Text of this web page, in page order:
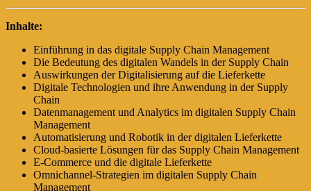
Inhalte:
Einführung in das digitale Supply Chain Management
Die Bedeutung des digitalen Wandels in der Supply Chain
Auswirkungen der Digitalisierung auf die Lieferkette
Digitale Technologien und ihre Anwendung in der Supply
Chain
Datenmanagement und Analytics im digitalen Supply Chain
Management
Automatisierung und Robotik in der digitalen Lieferkette
Cloud-basierte Lösungen für das Supply Chain Management
E-Commerce und die digitale Lieferkette
Omnichannel-Strategien im digitalen Supply Chain
Management